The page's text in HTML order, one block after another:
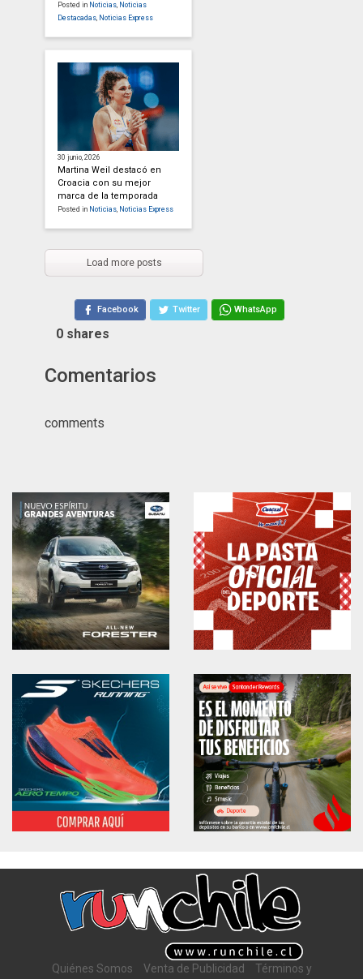
Posted in Noticias, Noticias
Destacadas, Noticias Express
30 junio, 2026
Martina Weil destacó en
Croacia con su mejor
marca de la temporada
Posted in Noticias, Noticias Express
Load more posts
Facebook Twitter WhatsApp
0 shares
Comentarios
comments
Quiénes Somos Venta de Publicidad Términos y